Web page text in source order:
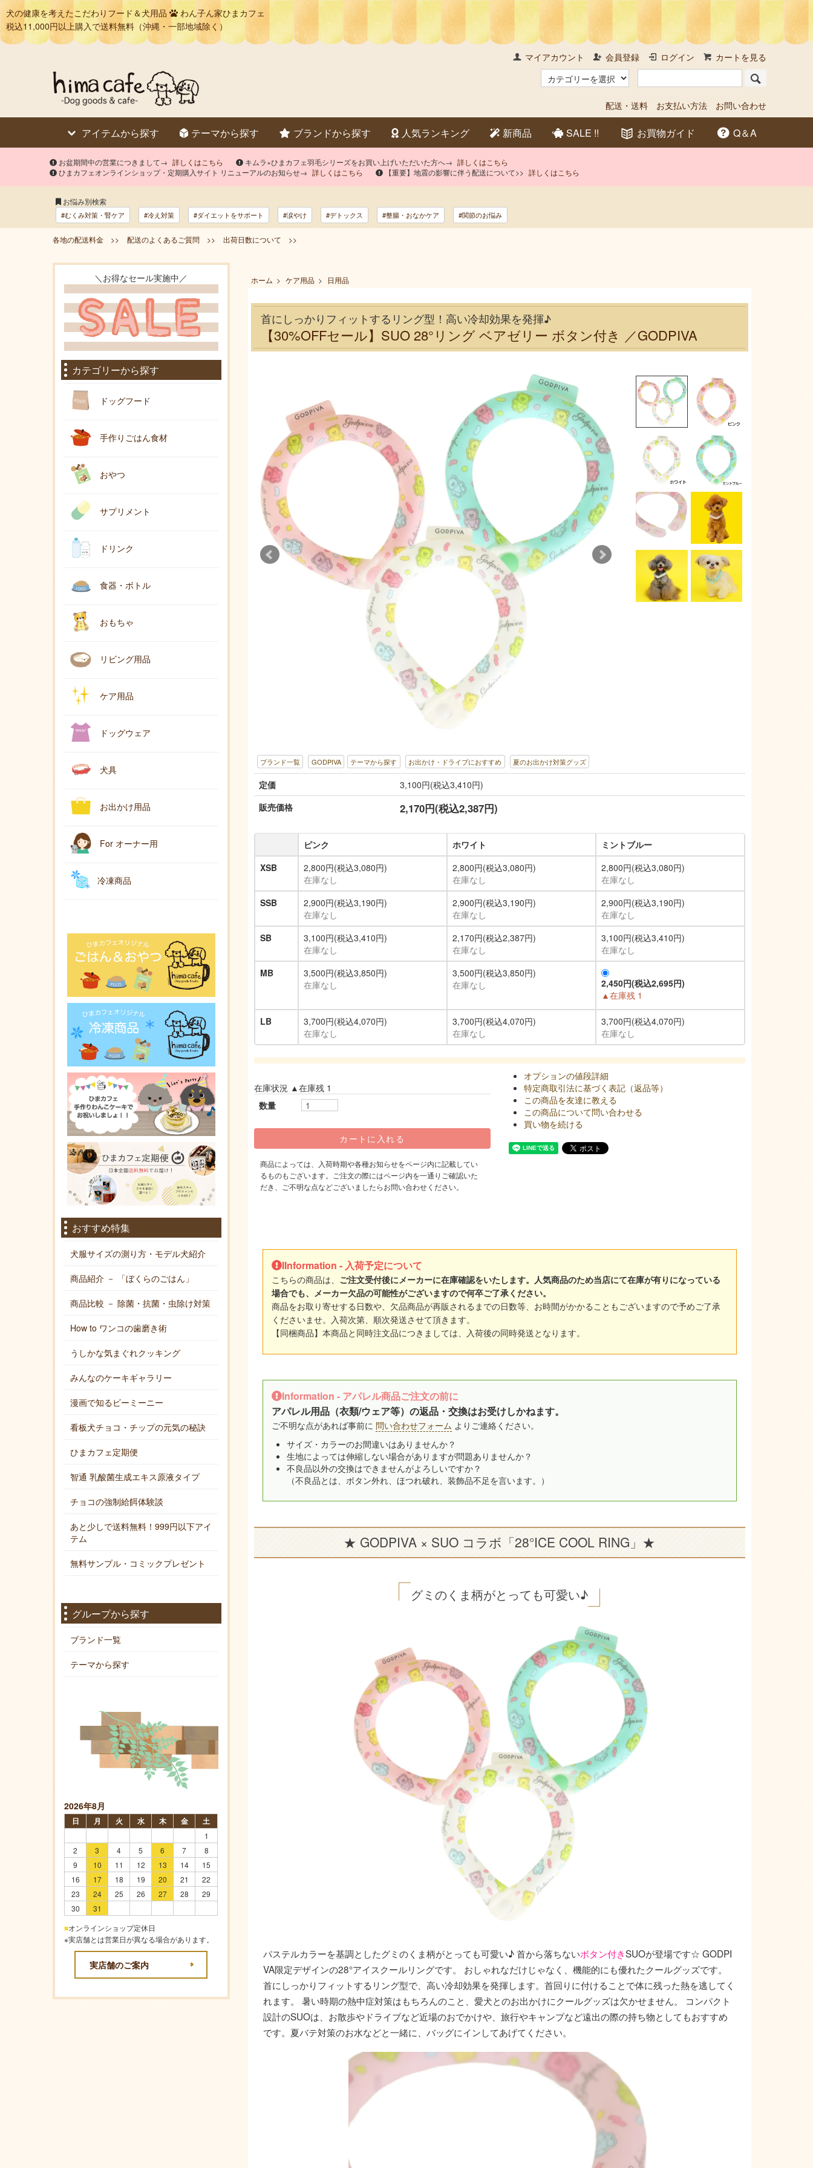
犬の健康を考えたこだわりフード＆犬用品
わん子ん家ひまカフェ
税込11,000円以上購入で送料無料（沖縄・一部地域除く）
マイアカウント 会員登録 ログイン カートを見る
配送・送料 お支払い方法 お問い合わせ
アイテムから探す テーマから探す ブランドから探す 人気ランキング 新商品 SALE !! お買物ガイド Q＆A
お盆期間中の営業につきまして→ 詳しくはこちら キムラ×ひまカフェ羽毛シリーズをお買い上げいただいた方へ→ 詳しくはこちら
ひまカフェオンラインショップ・定期購入サイト リニューアルのお知らせ→ 詳しくはこちら 【重要】地震の影響に伴う配送について>> 詳しくはこちら
お悩み別検索
#むくみ対策・腎ケア #冷え対策 #ダイエットをサポート #涙やけ #デトックス #整腸・おなかケア #関節のお悩み
各地の配送料金 >> 配送のよくあるご質問 >> 出荷日数について >>
ホーム > ケア用品 > 日用品
首にしっかりフィットするリング型！高い冷却効果を発揮♪
【30%OFFセール】SUO 28°リング ベアゼリー ボタン付き ／GODPIVA
ブランド一覧 GODPIVA テーマから探す お出かけ・ドライブにおすすめ 夏のお出かけ対策グッズ
定価
3,100円(税込3,410円)
販売価格
2,170円(税込2,387円)
ピンク ホワイト
ミントブルー
XSB
2,800円(税込3,080円)
在庫なし
2,800円(税込3,080円)
在庫なし
2,800円(税込3,080円)
在庫なし
SSB
2,900円(税込3,190円)
在庫なし
2,900円(税込3,190円)
在庫なし
2,900円(税込3,190円)
在庫なし
SB
3,100円(税込3,410円)
在庫なし
2,170円(税込2,387円)
在庫なし
3,100円(税込3,410円)
在庫なし
MB
3,500円(税込3,850円)
在庫なし
3,500円(税込3,850円)
在庫なし
2,450円(税込2,695円)
▲在庫残 1
LB
3,700円(税込4,070円)
在庫なし
3,700円(税込4,070円)
在庫なし
3,700円(税込4,070円)
在庫なし
在庫状況 ▲在庫残 1
数量
商品によっては、入荷時期や各種お知らせをページ内に記載してい
るものもございます。ご注文の際にはページ内を一通りご確認いた
だき、ご不明な点などございましたらお問い合わせください。
オプションの値段詳細
特定商取引法に基づく表記（返品等）
この商品を友達に教える
この商品について問い合わせる
買い物を続ける
IInformation - 入荷予定について
こちらの商品は、 ご注文受付後にメーカーに在庫確認をいたします。人気商品のため当店にて在庫が有りになっている
場合でも、メーカー欠品の可能性がございますので何卒ご了承ください。
商品をお取り寄せする日数や、欠品商品が再販されるまでの日数等、お時間がかかることもございますので予めご了承
くださいませ。入荷次第、順次発送させて頂きます。
【同梱商品】本商品と同時注文品につきましては、入荷後の同時発送となります。
Information - アパレル商品ご注文の前に
アパレル用品（衣類/ウェア等）の返品・交換はお受けしかねます。
ご不明な点があれば事前に 問い合わせフォーム よりご連絡ください。
サイズ・カラーのお間違いはありませんか？
生地によっては伸縮しない場合がありますが問題ありませんか？
不良品以外の交換はできませんがよろしいですか？
（不良品とは、ボタン外れ、ほつれ破れ、装飾品不足を言います。）
★ GODPIVA × SUO コラボ「28°ICE COOL RING」★
グミのくま柄がとっても可愛い♪
パステルカラーを基調としたグミのくま柄がとっても可愛い♪ 首から落ちないボタン付きSUOが登場です☆ GODPI
VA限定デザインの28°アイスクールリングです。 おしゃれなだけじゃなく、機能的にも優れたクールグッズです。
首にしっかりフィットするリング型で、高い冷却効果を発揮します。首回りに付けることで体に残った熱を逃してく
れます。 暑い時期の熱中症対策はもちろんのこと、愛犬とのお出かけにクールグッズは欠かせません。 コンパクト
設計のSUOは、お散歩やドライブなど近場のおでかけや、旅行やキャンプなど遠出の際の持ち物としてもおすすめ
です。夏バテ対策のお水などと一緒に、バッグにインしてあげてください。
＼お得なセール実施中／
カテゴリーから探す
ドッグフード
手作りごはん食材
おやつ
サプリメント
ドリンク
食器・ボトル
おもちゃ
リビング用品
ケア用品
ドッグウェア
犬具
お出かけ用品
For オーナー用
冷凍商品
おすすめ特集
犬服サイズの測り方・モデル犬紹介
商品紹介 － 「ぼくらのごはん」
商品比較 － 除菌・抗菌・虫除け対策
How to ワンコの歯磨き術
うしかな気まぐれクッキング
みんなのケーキギャラリー
漫画で知るビーミーニー
看板犬チョコ・チップの元気の秘訣
ひまカフェ定期便
智通 乳酸菌生成エキス原液タイプ
チョコの強制給餌体験談
あと少しで送料無料！999円以下アイ
テム
無料サンプル・コミックプレゼント
グループから探す
ブランド一覧
テーマから探す
2026年8月
日 月 火 水 木 金 土
1
2
3 4 5 6 7
8
9
10 11 12 13 14
15
16
17 18 19 20 21
22
23
24 25 26 27 28
29
30
31
■オンラインショップ定休日
※実店舗とは営業日が異なる場合があります。
実店舗のご案内